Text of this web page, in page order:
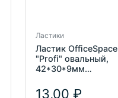
Ластики
Ластик OfficeSpace
"Profi" овальный,
42*30*9мм
13,00